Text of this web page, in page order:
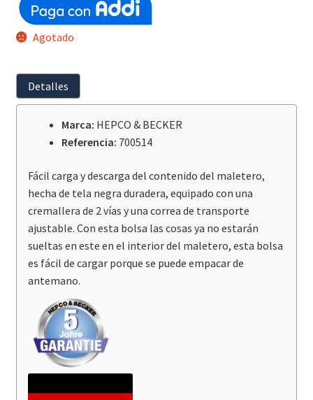
Agotado
Detalles
Marca: HEPCO & BECKER
Referencia: 700514
Fácil carga y descarga del contenido del maletero,
hecha de tela negra duradera, equipado con una
cremallera de 2 vías y una correa de transporte
ajustable. Con esta bolsa las cosas ya no estarán
sueltas en este en el interior del maletero, esta bolsa
es fácil de cargar porque se puede empacar de
antemano.